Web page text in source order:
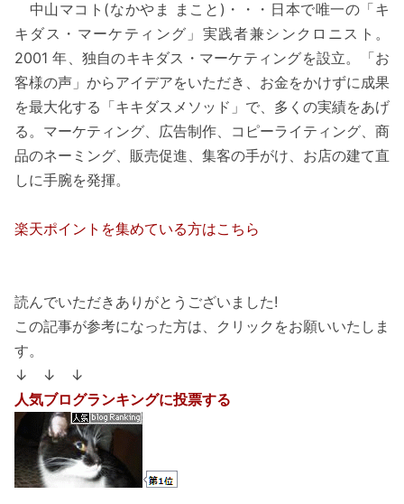
中山マコト(なかやま まこと)・・・日本で唯一の「キ
キダス・マーケティング」実践者兼シンクロニスト。
2001 年、独自のキキダス・マーケティングを設立。「お
客様の声」からアイデアをいただき、お金をかけずに成果
を最大化する「キキダスメソッド」で、多くの実績をあげ
る。マーケティング、広告制作、コピーライティング、商
品のネーミング、販売促進、集客の手がけ、お店の建て直
しに手腕を発揮。
楽天ポイントを集めている方はこちら
読んでいただきありがとうございました!
この記事が参考になった方は、クリックをお願いいたしま
す。
↓ ↓ ↓
人気ブログランキングに投票する